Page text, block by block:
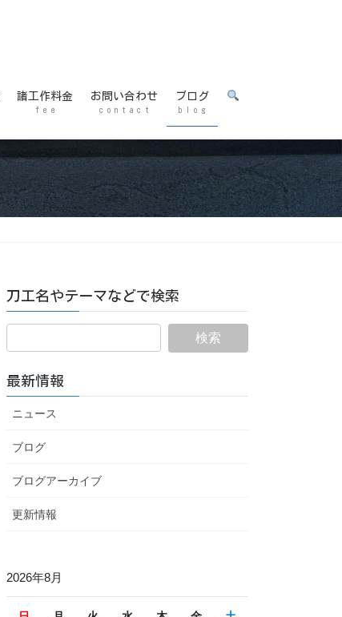
諸工作料金
f e e
お問い合わせ
c o n t a c t
ブログ
b l o g
刀工名やテーマなどで検索
最新情報
ニュース
ブログ
ブログアーカイブ
更新情報
2026年8月